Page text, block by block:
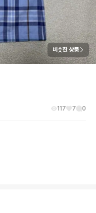
비슷한 상품
117 7 0